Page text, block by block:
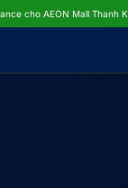
cho AEON Mall Thanh